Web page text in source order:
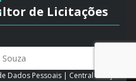
de Licitações
Dados Pessoais | Central de Ajuda